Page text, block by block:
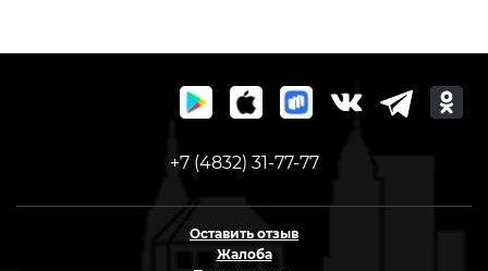
+7 (4832) 31-77-77
Оставить отзыв
Жалоба